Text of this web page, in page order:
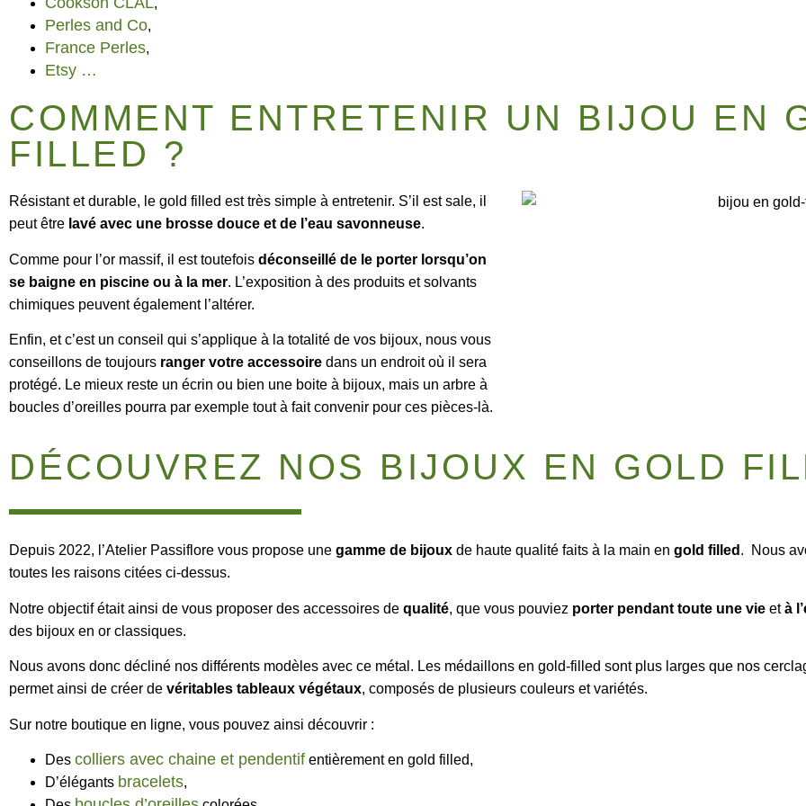
,
Perles and Co,
France Perles,
Etsy …
COMMENT ENTRETENIR UN BIJOU EN
FILLED ?
Résistant et durable, le gold filled est très simple à entretenir. S’il est sale, il
peut être lavé avec une brosse douce et de l’eau savonneuse.
Comme pour l’or massif, il est toutefois déconseillé de le porter lorsqu’on
se baigne en piscine ou à la mer. L’exposition à des produits et solvants
chimiques peuvent également l’altérer.
Enfin, et c’est un conseil qui s’applique à la totalité de vos bijoux, nous vous
conseillons de toujours ranger votre accessoire dans un endroit où il sera
protégé. Le mieux reste un écrin ou bien une boite à bijoux, mais un arbre à
boucles d’oreilles pourra par exemple tout à fait convenir pour ces pièces-là.
DÉCOUVREZ NOS BIJOUX EN GOLD
Depuis 2022, l’Atelier Passiflore vous propose une gamme de bijoux de haute qualité faits à la main en gold filled . Nous
toutes les raisons citées ci-dessus.
Notre objectif était ainsi de vous proposer des accessoires de qualité, que vous pouviez porter pendant toute une vie età
des bijoux en or classiques.
Nous avons donc décliné nos différents modèles avec ce métal. Les médaillons en gold-filled sont plus larges que nos
permet ainsi de créer de véritables tableaux végétaux, composés de plusieurs couleurs et variétés.
Sur notre boutique en ligne, vous pouvez ainsi découvrir :
Des colliers avec chaine et pendentif entièrement en gold filled,
D’élégants bracelets,